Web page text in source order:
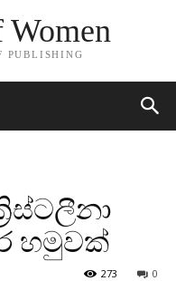
Women
PUBLISHING
හමුවක්
0
273